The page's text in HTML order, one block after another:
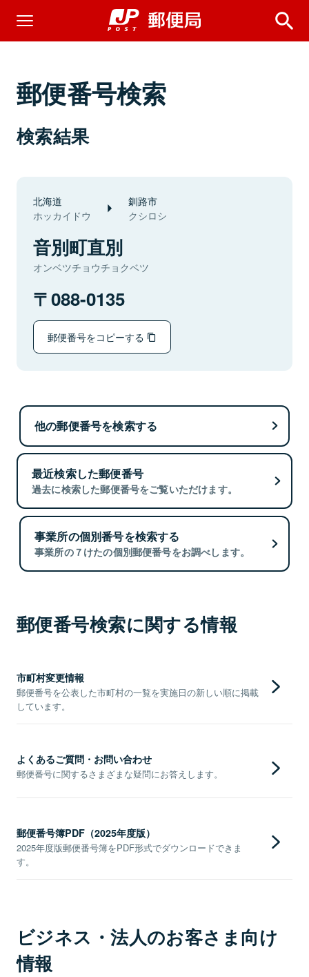
郵便番号検索
検索結果
北海道
ホッカイドウ
釧路市
クシロシ
音別町直別
オンベツチョウチョクベツ
088-0135
郵便番号をコピーする
他の郵便番号を検索する
最近検索した郵便番号
過去に検索した郵便番号をご覧いただけます。
事業所の個別番号を検索する
事業所の７けたの個別郵便番号をお調べします。
郵便番号検索に関する情報
市町村変更情報
郵便番号を公表した市町村の一覧を実施日の新しい順に掲載
しています。
よくあるご質問・お問い合わせ
郵便番号に関するさまざまな疑問にお答えします。
郵便番号簿PDF（2025年度版）
2025年度版郵便番号簿をPDF形式でダウンロードできま
す。
ビジネス・法人のお客さま向け
情報